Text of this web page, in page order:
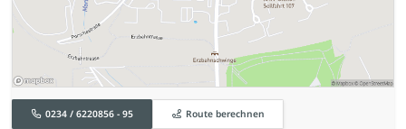
0234 / 6220856 - 95 Route berechnen